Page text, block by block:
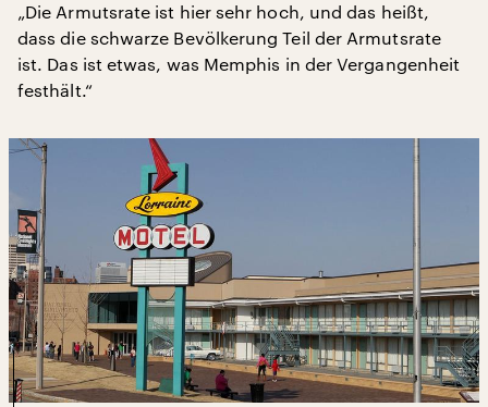
„Die Armutsrate ist hier sehr hoch, und das heißt,
dass die schwarze Bevölkerung Teil der Armutsrate
ist. Das ist etwas, was Memphis in der Vergangenheit
festhält.“